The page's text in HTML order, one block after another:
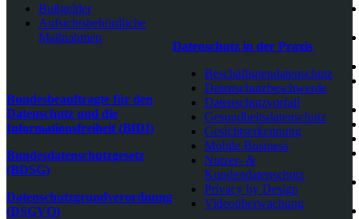
Bußgelder
Aufsichtsbehördliche
Maßnahmen
Bundesbeauftragte für den
Datenschutz und die
Informationsfreiheit (BfDI)
Bundesdatenschutzgesetz
(BDSG)
Datenschutzgrundverordnung
(DSGVO)
Datenschutz in der Praxis
Beschäftigtendatenschutz
Datenschutzbeschwerde
Datenschutzvorfall
Gesundheitsdatenschutz
Gesichtserkennung
Mobile Business
Nutzer- &
Kundendatenschutz
Privacy by Design
Videoüberwachung